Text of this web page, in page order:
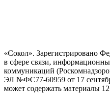
«Сокол». Зарегистрировано
в сфере связи,
коммуникаций
ЭЛ №ФС77-60959 от 17
может содержать материалы